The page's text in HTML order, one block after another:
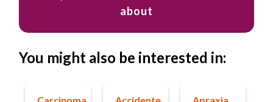
about
You might also be interested in: